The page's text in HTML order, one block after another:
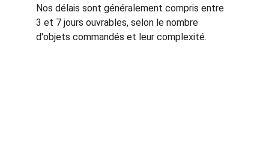
Nos délais sont généralement compris entre
3 et 7 jours ouvrables, selon le nombre
d'objets commandés et leur complexité.